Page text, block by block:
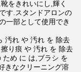
をきれいにし,輝く
す.スタンドアロンの
一部として使用でき
汚れ や 汚れ を 除去
り痕 や 汚れ を 除去
め に は,ブラシ を
きなクリーニング溶